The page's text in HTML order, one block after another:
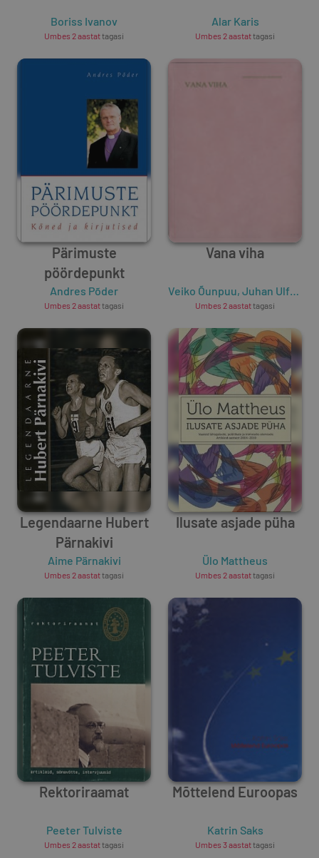
Boriss Ivanov
Umbes 2 aastattagasi
Alar Karis
Umbes 2 aastattagasi
Pärimuste
pöördepunkt
Andres Põder
Umbes 2 aastattagasi
Vana viha
Veiko Õunpuu, Juhan Ulfsak
Umbes 2 aastattagasi
Legendaarne Hubert
Pärnakivi
Aime Pärnakivi
Umbes 2 aastattagasi
Ilusate asjade püha
Ülo Mattheus
Umbes 2 aastattagasi
Rektoriraamat
Peeter Tulviste
Umbes 2 aastattagasi
Mõttelend Euroopas
Katrin Saks
Umbes 3 aastattagasi